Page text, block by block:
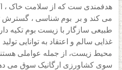
هدفمندی ست که از سلامت خاک ،
می کند و بر بوم شناسی ، گسترش
طبیعی سازگار با زیست بوم تکیه
غذایی سالم و اعتقاد به توانایی
محیط زیست، از جمله عواملی
سوی کشاورزی ارگانیک سوق می